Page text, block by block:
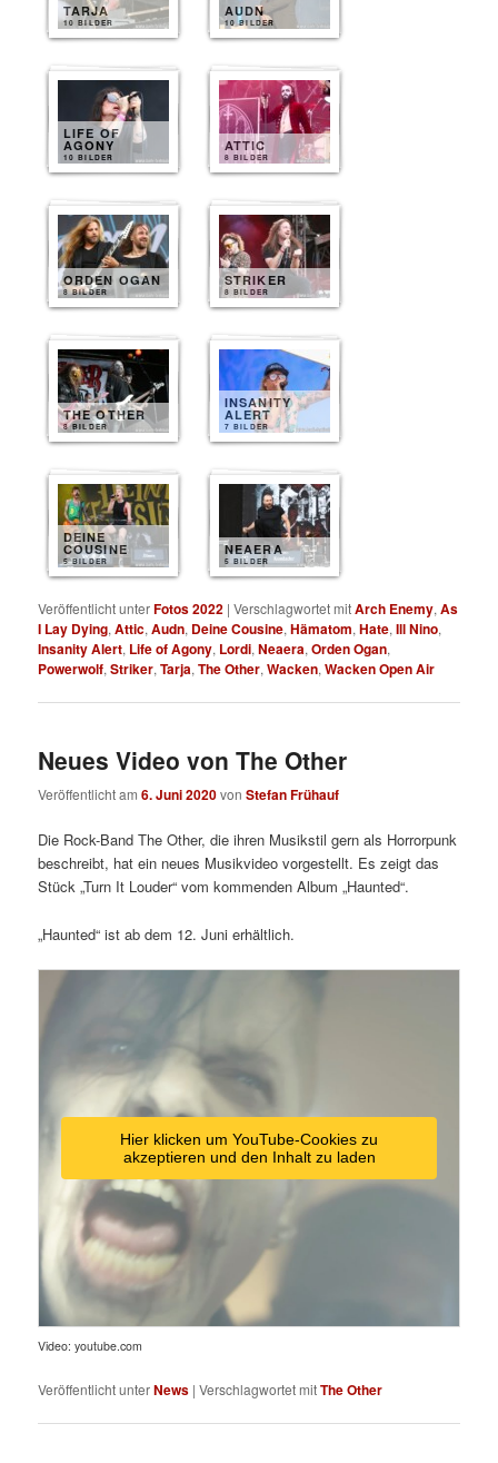
TARJA
10 BILDER
AUDN
10 BILDER
LIFE OF
AGONY
10 BILDER
ATTIC
8 BILDER
ORDEN OGAN
8 BILDER
STRIKER
8 BILDER
THE OTHER
8 BILDER
INSANITY
ALERT
7 BILDER
DEINE
COUSINE
5 BILDER
NEAERA
5 BILDER
Veröffentlicht unterFotos 2022 |Verschlagwortet mitArch Enemy,As
I Lay Dying,Attic,Audn, Deine Cousine,Hämatom,Hate,Ill Nino,
Insanity Alert, Life of Agony, Lordi,Neaera,Orden Ogan,
Powerwolf,Striker,Tarja,The Other,Wacken,Wacken Open Air
Neues Video von The Other
Veröffentlicht am6. Juni 2020vonStefan Frühauf
Die Rock-Band The Other, die ihren Musikstil gern als Horrorpunk
beschreibt, hat ein neues Musikvideo vorgestellt. Es zeigt das
Stück „Turn It Louder“ vom kommenden Album „Haunted“.
„Haunted“ ist ab dem 12. Juni erhältlich.
Hier klicken um YouTube-Cookies zu
akzeptieren und den Inhalt zu laden
Video: youtube.com
Veröffentlicht unterNews |Verschlagwortet mitThe Other